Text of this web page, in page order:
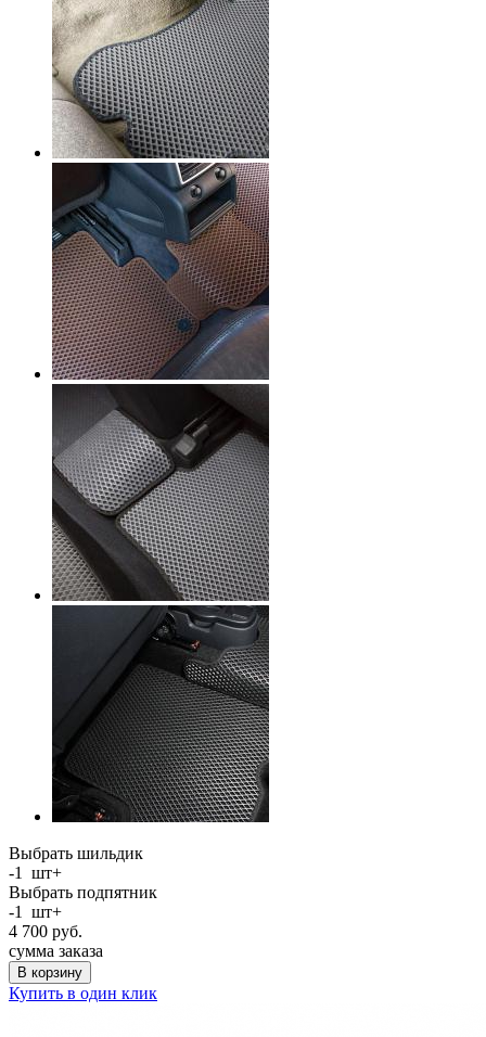
Выбрать шильдик
-1 шт+
Выбрать подпятник
-1 шт+
4 700 руб.
сумма заказа
В корзину
Купить в один клик